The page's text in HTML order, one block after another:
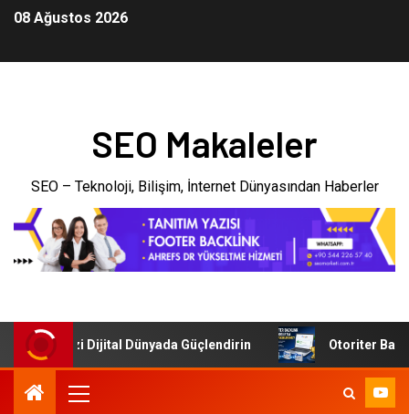
08 Ağustos 2026
SEO Makaleler
SEO – Teknoloji, Bilişim, İnternet Dünyasından Haberler
Dijital Dünyada Güçlendirin Otoriter Backlink